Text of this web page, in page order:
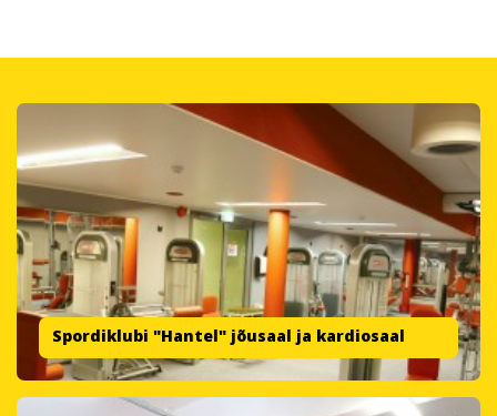
Spordiklubi "Hantel" jõusaal ja kardiosaal